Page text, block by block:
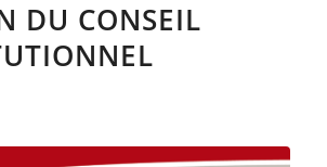
DU CONSEIL